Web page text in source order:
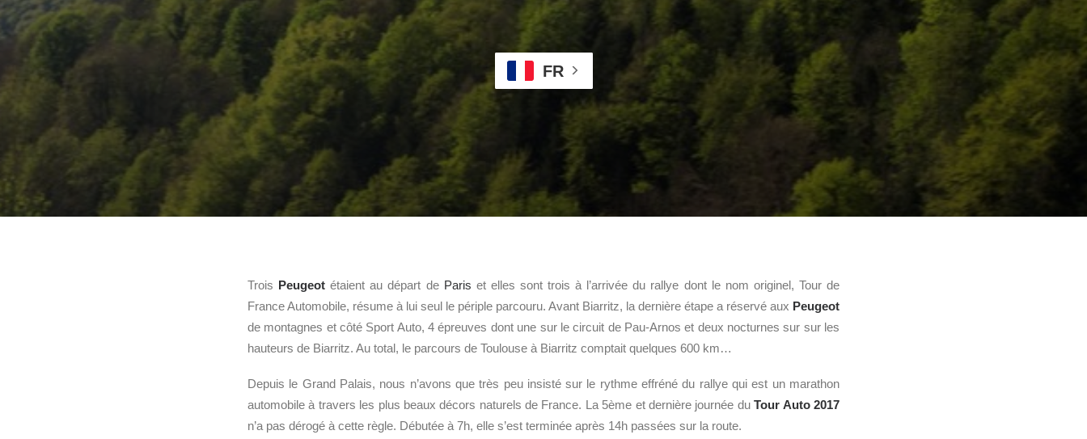
FR
Trois Peugeot étaient au départ de Paris et elles sont trois à l’arrivée du rallye dont le nom originel, Tour de
France Automobile, résume à lui seul le périple parcouru. Avant Biarritz, la dernière étape a réservé aux Peugeot
de montagnes et côté Sport Auto, 4 épreuves dont une sur le circuit de Pau-Arnos et deux nocturnes sur sur les
hauteurs de Biarritz. Au total, le parcours de Toulouse à Biarritz comptait quelques 600 km…
Depuis le Grand Palais, nous n’avons que très peu insisté sur le rythme effréné du rallye qui est un marathon
automobile à travers les plus beaux décors naturels de France. La 5ème et dernière journée duTour Auto2017
n’a pas dérogé à cette règle. Débutée à 7h, elle s’est terminée après 14h passées sur la route.